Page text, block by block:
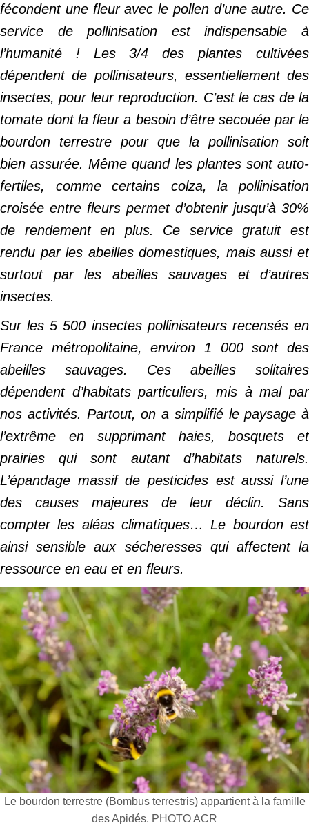
fécondent une fleur avec le pollen d’une autre. Ce
service de pollinisation est indispensable à
l’humanité ! Les 3/4 des plantes cultivées
dépendent de pollinisateurs, essentiellement des
insectes, pour leur reproduction. C’est le cas de la
tomate dont la fleur a besoin d’être secouée par le
bourdon terrestre pour que la pollinisation soit
bien assurée. Même quand les plantes sont auto-
fertiles, comme certains colza, la pollinisation
croisée entre fleurs permet d’obtenir jusqu’à 30%
de rendement en plus. Ce service gratuit est
rendu par les abeilles domestiques, mais aussi et
surtout par les abeilles sauvages et d’autres
insectes.
Sur les 5 500 insectes pollinisateurs recensés en
France métropolitaine, environ 1 000 sont des
abeilles sauvages. Ces abeilles solitaires
dépendent d’habitats particuliers, mis à mal par
nos activités. Partout, on a simplifié le paysage à
l’extrême en supprimant haies, bosquets et
prairies qui sont autant d’habitats naturels.
L’épandage massif de pesticides est aussi l’une
des causes majeures de leur déclin. Sans
compter les aléas climatiques… Le bourdon est
ainsi sensible aux sécheresses qui affectent la
ressource en eau et en fleurs.
Le bourdon terrestre (Bombus terrestris) appartient à la famille
des Apidés. PHOTO ACR